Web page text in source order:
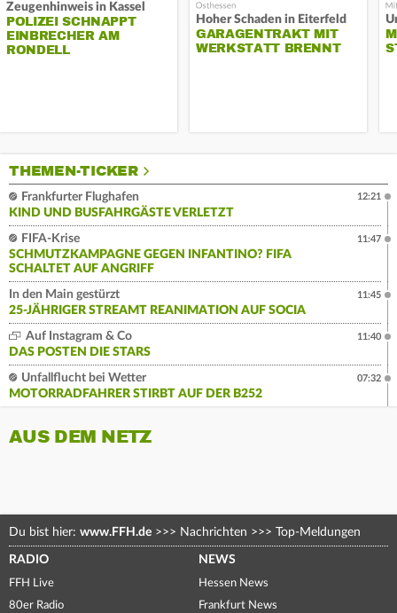
Zeugenhinweis in Kassel
POLIZEI SCHNAPPT
EINBRECHER AM
RONDELL
Hoher Schaden in Eiterfeld
GARAGENTRAKT MIT
WERKSTATT BRENNT
THEMEN-TICKER
Frankfurter Flughafen
KIND UND BUSFAHRGÄSTE VERLETZT
12:21
FIFA-Krise
SCHMUTZKAMPAGNE GEGEN INFANTINO? FIFA
SCHALTET AUF ANGRIFF
11:47
In den Main gestürzt
25-JÄHRIGER STREAMT REANIMATION AUF SOCIA
11:45
Auf Instagram & Co
DAS POSTEN DIE STARS
11:40
Unfallflucht bei Wetter
MOTORRADFAHRER STIRBT AUF DER B252
07:32
AUS DEM NETZ
Du bist hier: www.FFH.de >>> Nachrichten >>> Top-Meldungen
RADIO
FFH Live
80er Radio
NEWS
Hessen News
Frankfurt News